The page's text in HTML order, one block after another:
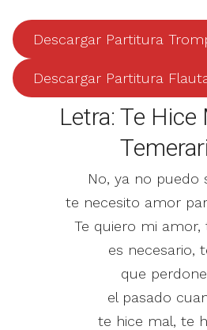
Descargar Partitura
Descargar Partitura
Letra: Te Hice
No, ya no puedo
te necesito amor
Te quiero mi amor,
es necesario,
que
el pasado
te hice mal, te